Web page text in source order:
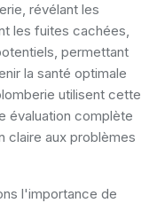
révélant les
les fuites cachées,
permettant
la santé optimale
utilisent cette
évaluation complète
claire aux problèmes
l'importance de